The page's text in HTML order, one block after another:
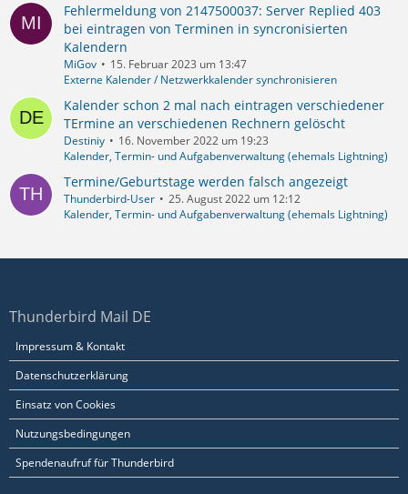
Fehlermeldung von 2147500037: Server Replied 403
bei eintragen von Terminen in syncronisierten
Kalendern
MiGov
15. Februar 2023 um 13:47
Externe Kalender / Netzwerkkalender synchronisieren
Kalender schon 2 mal nach eintragen verschiedener
TErmine an verschiedenen Rechnern gelöscht
Destiniy
16. November 2022 um 19:23
Kalender, Termin- und Aufgabenverwaltung (ehemals Lightning)
Termine/Geburtstage werden falsch angezeigt
Thunderbird-User
25. August 2022 um 12:12
Kalender, Termin- und Aufgabenverwaltung (ehemals Lightning)
Thunderbird Mail DE
Impressum & Kontakt
Datenschutzerklärung
Einsatz von Cookies
Nutzungsbedingungen
Spendenaufruf für Thunderbird